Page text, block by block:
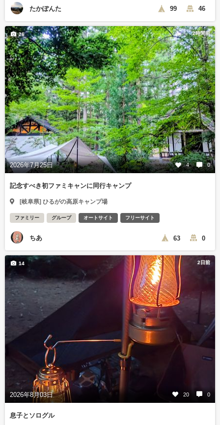
たかぽんた 99 46
2時間前
2026年7月25日 4 0
26
記念すべき初ファミキャンに同行キャンプ
[岐阜県] ひるがの高原キャンプ場
ファミリー グループ オートサイト フリーサイト
ちあ 63 0
2日前
2026年8月03日 20 0
14
息子とソログル